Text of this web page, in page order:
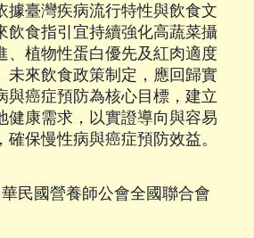
據臺灣疾病流行特性與飲食文
飲食指引宜持續強化高蔬菜攝
、植物性蛋白優先及紅肉適度
未來飲食政策制定，應回歸實
與癌症預防為核心目標，建立
健康需求，以實證導向與容易
確保慢性病與癌症預防效益。
民國營養師公會全國聯合會